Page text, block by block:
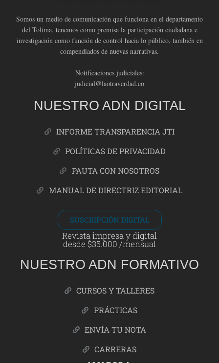
Somos un medio de comunicación que funciona en el departamento
del Tolima, tenemos como premisa la participación ciudadana e
investigación como función de control hacia lo público, también en
compendiados de nuevas narrativas.
Notificaciones judiciales:
judicial@laotraverdad.co
NUESTRO ADN DIGITAL
INFORME TRANSPARENCIA JTI
POLÍTICAS DE PRIVACIDAD
PAUTA CON NOSOTROS
MANUAL DE DIRECTRIZ EDITORIAL
SUSCRIPCIÓN DIGITAL
Revista impresa y digital
desde $35.000 /mensual
NUESTRO ADN FORMATIVO
CURSOS Y TALLERES
PRÁCTICAS
ENVÍA TU NOTA
CARRERAS